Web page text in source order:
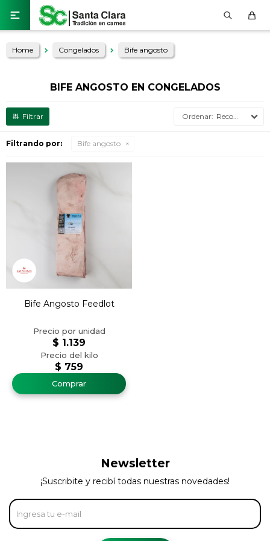

Home Congelados Bife angosto
BIFE ANGOSTO EN CONGELADOS
Recomendados
Filtrando por: Bife angosto
Bife Angosto Feedlot
$ 759
$ 1.139
Newsletter
¡Suscribite y recibí todas nuestras novedades!